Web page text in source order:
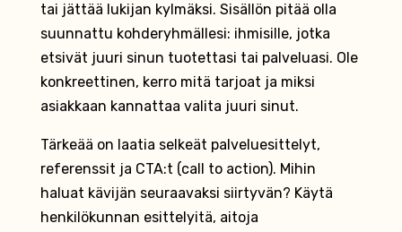
tai jättää lukijan kylmäksi. Sisällön pitää olla
suunnattu kohderyhmällesi: ihmisille, jotka
etsivät juuri sinun tuotettasi tai palveluasi. Ole
konkreettinen, kerro mitä tarjoat ja miksi
asiakkaan kannattaa valita juuri sinut.
Tärkeää on laatia selkeät palveluesittelyt,
referenssit ja CTA:t (call to action). Mihin
haluat kävijän seuraavaksi siirtyvän? Käytä
henkilökunnan esittelyitä, aitoja